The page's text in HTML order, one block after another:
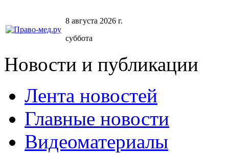
8 августа 2026 г.
суббота
Новости и публикации
Лента новостей
Главные новости
Видеоматериалы